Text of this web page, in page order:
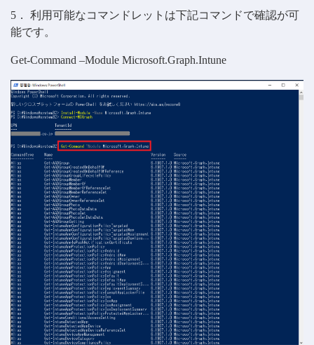
5． 利用可能なコマンドレットは下記コマンドで確認が可
能です。
Get-Command –Module Microsoft.Graph.Intune